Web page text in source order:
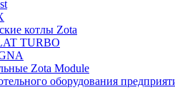
котлы Zota
TURBO
Zota Module
оборудования